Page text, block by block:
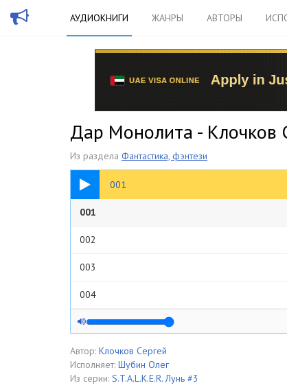
АУДИОКНИГИ ЖАНРЫ АВТОРЫ
Дар Монолита - Клочков
Из раздела Фантастика, фэнтези
001
11:06
001
002
003
004
005
006
007
Автор: Клочков Сергей
Исполняет: Шубин Олег
Из серии: S.T.A.L.K.E.R. Лунь #3